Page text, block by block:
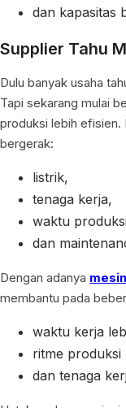
dan kapasitas
Supplier Tahu
Dulu banyak usaha
Tapi sekarang mulai
produksi lebih efisien.
bergerak:
listrik,
tenaga kerja,
waktu
dan
Dengan adanya
membantu pada
waktu kerja
ritme produksi
dan tenaga